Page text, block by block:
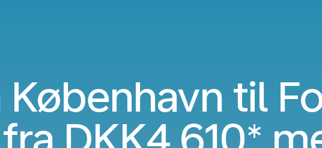
til